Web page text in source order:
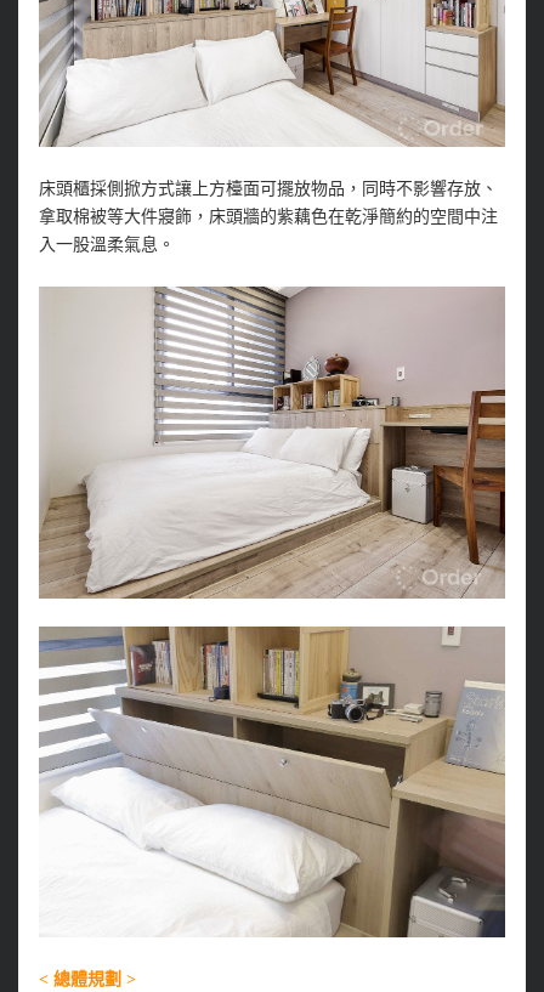
床頭櫃採側掀方式讓上方檯面可擺放物品，同時不影響存放、
拿取棉被等大件寢飾，床頭牆的紫藕色在乾淨簡約的空間中注
入一股溫柔氣息。
< 總體規劃 >